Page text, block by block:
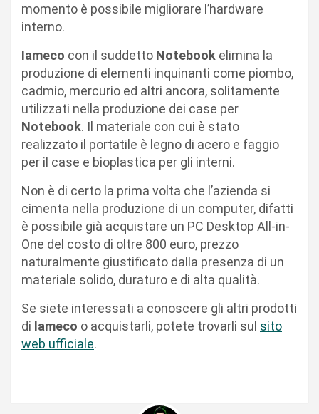
momento è possibile migliorare l’hardware
interno.
Iameco con il suddetto Notebook elimina la
produzione di elementi inquinanti come piombo,
cadmio, mercurio ed altri ancora, solitamente
utilizzati nella produzione dei case per
Notebook. Il materiale con cui è stato
realizzato il portatile è legno di acero e faggio
per il case e bioplastica per gli interni.
Non è di certo la prima volta che l’azienda si
cimenta nella produzione di un computer, difatti
è possibile già acquistare un PC Desktop All-in-
One del costo di oltre 800 euro, prezzo
naturalmente giustificato dalla presenza di un
materiale solido, duraturo e di alta qualità.
Se siete interessati a conoscere gli altri prodotti
di Iameco o acquistarli, potete trovarli sul sito
web ufficiale.